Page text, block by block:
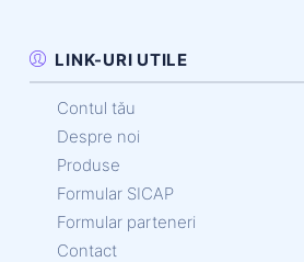
LINK-URI UTILE
Contul tău
Despre noi
Produse
Formular SICAP
Formular parteneri
Contact